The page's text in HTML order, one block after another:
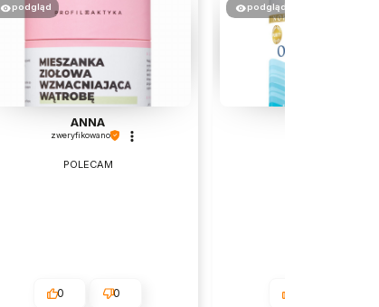
podgląd
ANNA
zweryfikowano
POLECAM
0 0
podgląd